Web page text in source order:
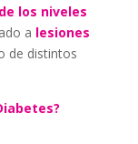
los niveles
a lesiones
de distintos